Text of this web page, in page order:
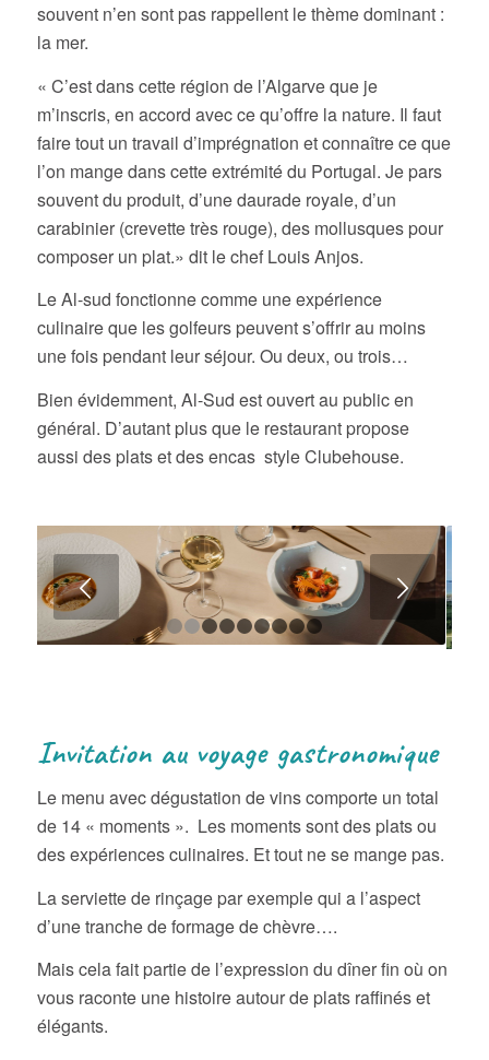
souvent n’en sont pas rappellent le thème dominant :
la mer.
« C’est dans cette région de l’Algarve que je
m’inscris, en accord avec ce qu’offre la nature. Il faut
faire tout un travail d’imprégnation et connaître ce que
l’on mange dans cette extrémité du Portugal. Je pars
souvent du produit, d’une daurade royale, d’un
carabinier (crevette très rouge), des mollusques pour
composer un plat.» dit le chef Louis Anjos.
Le Al-sud fonctionne comme une expérience
culinaire que les golfeurs peuvent s’offrir au moins
une fois pendant leur séjour. Ou deux, ou trois…
Bien évidemment, Al-Sud est ouvert au public en
général. D’autant plus que le restaurant propose
aussi des plats et des encas style Clubehouse.
Suivant
Invitation au voyage gastronomique
Le menu avec dégustation de vins comporte un total
des expériences culinaires. Et tout ne se mange pas.
d’une tranche de formage de chèvre….
Mais cela fait partie de l’expression du dîner fin où on